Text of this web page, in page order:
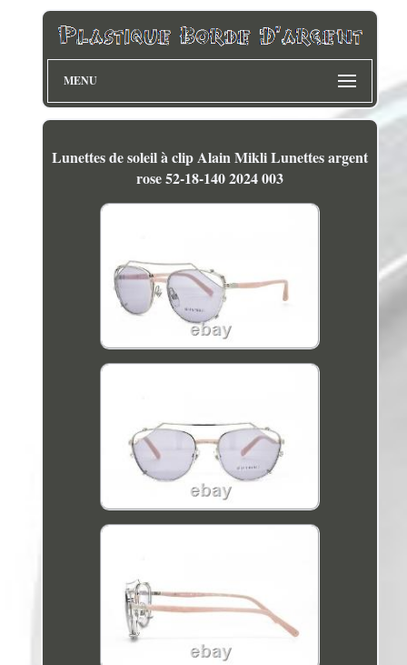
MENU
Lunettes de soleil à clip Alain Mikli Lunettes argent
rose 52-18-140 2024 003